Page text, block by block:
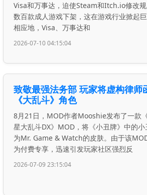
Visa和万事达，迫使Steam和Itch.io修改
数百款成人游戏下架，这在游戏行业掀起巨
相应地，Visa、万事达和
2026-07-10 04:15:04
致敬最强法务部 玩家将虚构律师
《大乱斗》角色
8月21日，MOD作者Mooshie发布了一款
星大乱斗DX》MOD，将《小丑牌》中的小
为Mr. Game & Watch的皮肤。由于该
为付费专享，迅速引发玩家社区强烈反
2026-07-09 23:15:04